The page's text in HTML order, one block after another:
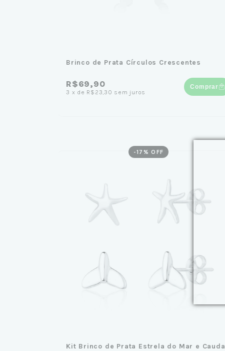
Brinco de Prata Círculos Crescentes
R$69,90
3 x de R$23,30 sem juros
Comprar
-17 % OFF
Kit Brinco de Prata Estrela do Mar e Cauda